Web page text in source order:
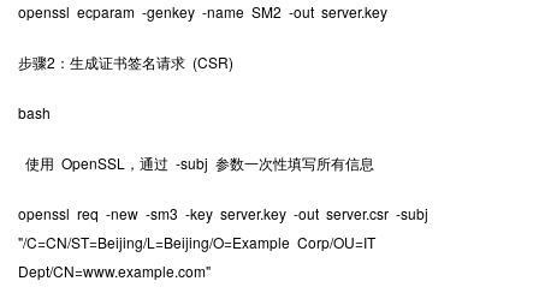
openssl ecparam -genkey -name SM2 -out server.key
步骤2：生成证书签名请求 (CSR)
bash
使用 OpenSSL，通过 -subj 参数一次性填写所有信息
openssl req -new -sm3 -key server.key -out server.csr -subj
"/C=CN/ST=Beijing/L=Beijing/O=Example Corp/OU=IT
Dept/CN=www.example.com"